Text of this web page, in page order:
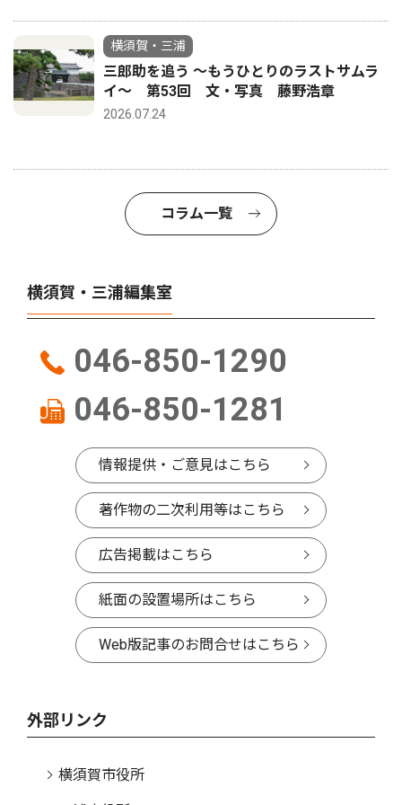
横須賀・三浦
三郎助を追う 〜もうひとりのラストサムラ
イ〜 第53回 文・写真 藤野浩章
2026.07.24
コラム一覧
横須賀・三浦編集室
046-850-1290
046-850-1281
情報提供・ご意見はこちら
著作物の二次利用等はこちら
広告掲載はこちら
紙面の設置場所はこちら
Web版記事のお問合せはこちら
外部リンク
横須賀市役所